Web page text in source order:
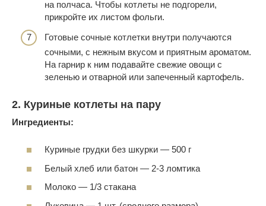
на полчаса. Чтобы котлеты не подгорели,
прикройте их листом фольги.
Готовые сочные котлетки внутри получаются
сочными, с нежным вкусом и приятным ароматом.
На гарнир к ним подавайте свежие овощи с
зеленью и отварной или запеченный картофель.
2. Куриные котлеты на пару
Ингредиенты:
Куриные грудки без шкурки — 500 г
Белый хлеб или батон — 2-3 ломтика
Молоко — 1/3 стакана